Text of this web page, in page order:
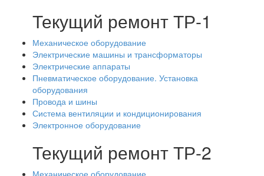
Текущий ремонт ТР-1
Механическое оборудование
Электрические машины и трансформаторы
Электрические аппараты
Пневматическое оборудование. Установка
оборудования
Провода и шины
Система вентиляции и кондиционирования
Электронное оборудование
Текущий ремонт ТР-2
Механическое оборудование